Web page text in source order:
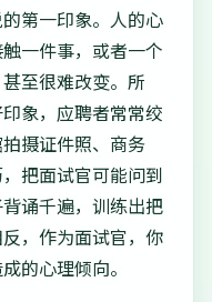
第一印象。人的心
一件事，或者一个
至很难改变。所
象，应聘者常常绞
摄证件照、商务
把面试官可能问到
诵千遍，训练出把
，作为面试官，你
的心理倾向。